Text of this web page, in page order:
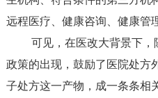
远程医疗、健康咨询、健康管
可见，在医改大背景下，
政策的出现，鼓励了医院处方
子处方这一产物，成一条条相